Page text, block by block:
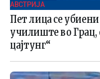
АВСТРИЈА
Пет лица се
училиште во Грац,
цајтунг“